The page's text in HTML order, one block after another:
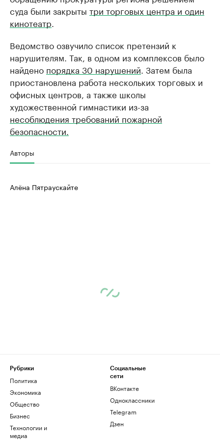
суда были закрыты три торговых центра и один
кинотеатр
Ведомство озвучило список претензий к
нарушителям. Так, в одном из комплексов было
найдено порядка 30 нарушений . Затем была
приостановлена работа нескольких торговых и
офисных центров, а также школы
художественной гимнастики из-за
несоблюдения требований пожарной
безопасности.
Авторы
Алёна Пятраускайте
Рубрики
Политика
Экономика
Общество
Бизнес
Технологии и
медиа
Социальные
сети
ВКонтакте
Одноклассники
Telegram
Дзен